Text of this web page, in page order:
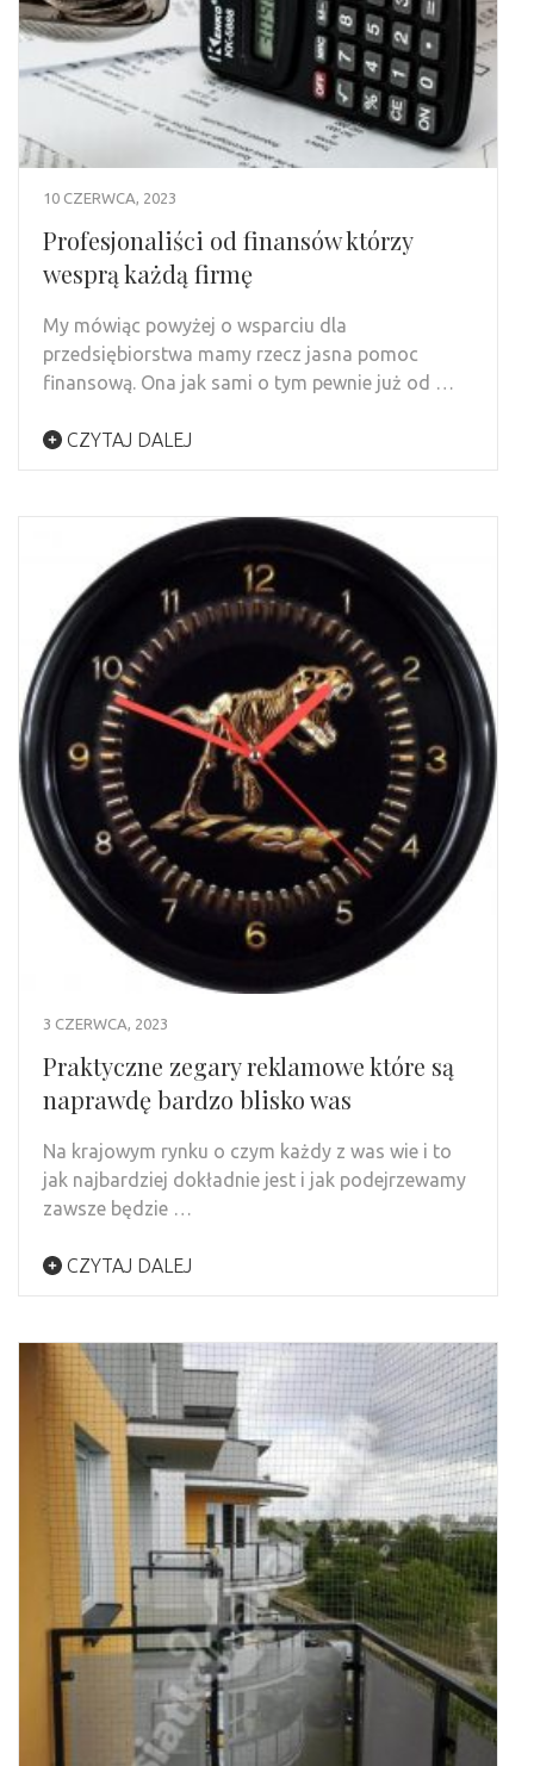
10 CZERWCA, 2023
Profesjonaliści od finansów którzy
wesprą każdą firmę
My mówiąc powyżej o wsparciu dla
przedsiębiorstwa mamy rzecz jasna pomoc
finansową. Ona jak sami o tym pewnie już od …
CZYTAJ DALEJ
3 CZERWCA, 2023
Praktyczne zegary reklamowe które są
naprawdę bardzo blisko was
Na krajowym rynku o czym każdy z was wie i to
jak najbardziej dokładnie jest i jak podejrzewamy
zawsze będzie …
CZYTAJ DALEJ